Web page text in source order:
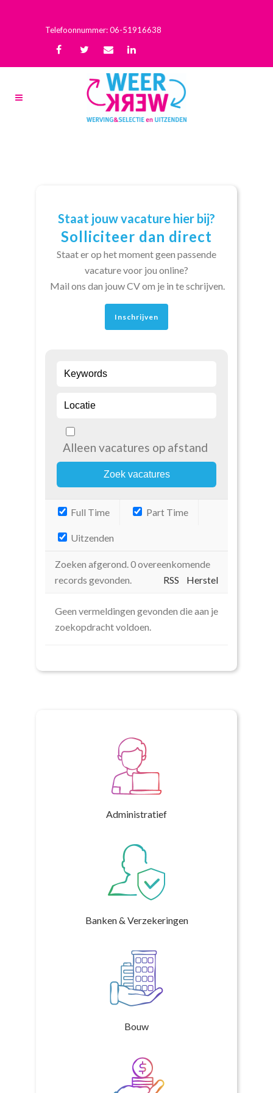
Telefoonnummer: 06-51916638
Staat jouw vacature hier bij?
Solliciteer dan direct
Staat er op het moment geen passende
vacature voor jou online?
Mail ons dan jouw CV om je in te schrijven.
Inschrijven
Alleen vacatures op afstand
Full Time
Uitzenden
Zoeken afgerond. 0 overeenkomende
records gevonden.
Geen vermeldingen gevonden die aan je
zoekopdracht voldoen.
Administratief
Banken & Verzekeringen
Bouw